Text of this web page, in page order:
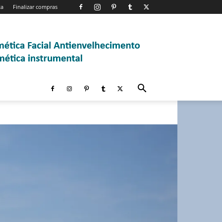
Finalizar compras